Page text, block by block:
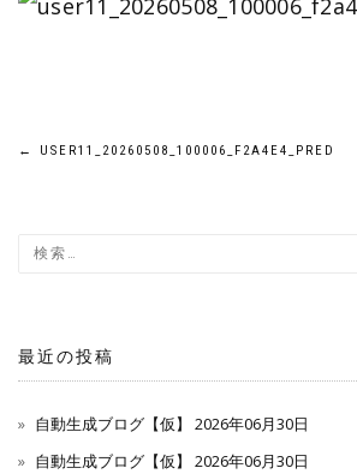
投
ナ
ゲ
ー
← USER11_20260508_100006_F2A4E4_PRED
最近の投稿
自動生成ブログ【仮】 2026年06月30日
自動生成ブログ【仮】 2026年06月30日